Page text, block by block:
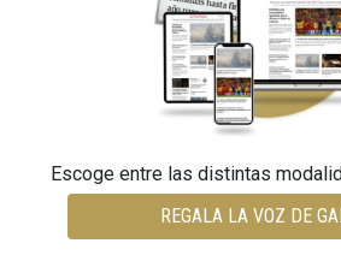
Escoge entre las distintas
REGALA LA VOZ DE